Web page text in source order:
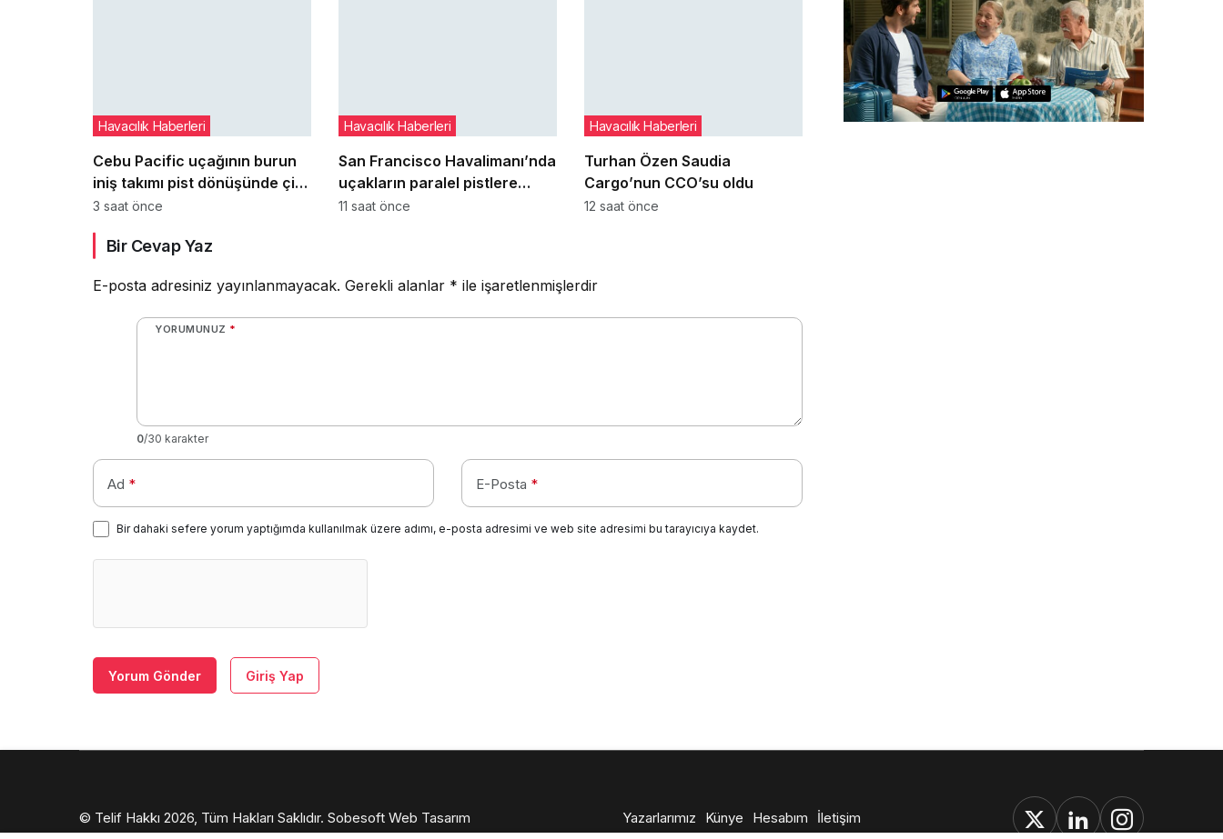
Cebu Pacific uçağının burun
iniş takımı pist dönüşünde çim
alana çıktı
Havacılık Haberleri
3 saat önce
San Francisco Havalimanı’nda
uçakların paralel pistlere
inişleri 12 Ağustos’ta yeniden
Havacılık Haberleri
11 saat önce
Turhan Özen Saudia
Cargo’nun CCO’su oldu
Havacılık Haberleri
12 saat önce
Bir Cevap Yaz
E-posta adresiniz yayınlanmayacak. Gerekli alanlar * ile işaretlenmişlerdir
YORUMUNUZ *
0/30 karakter
Ad * E-Posta *
Bir dahaki sefere yorum yaptığımda kullanılmak üzere adımı, e-posta adresimi ve web site adresimi bu tarayıcıya kaydet.
Yorum Gönder Giriş Yap
© Telif Hakkı 2026, Tüm Hakları Saklıdır. Sobesoft Web Tasarım Yazarlarımız Künye Hesabım İletişim